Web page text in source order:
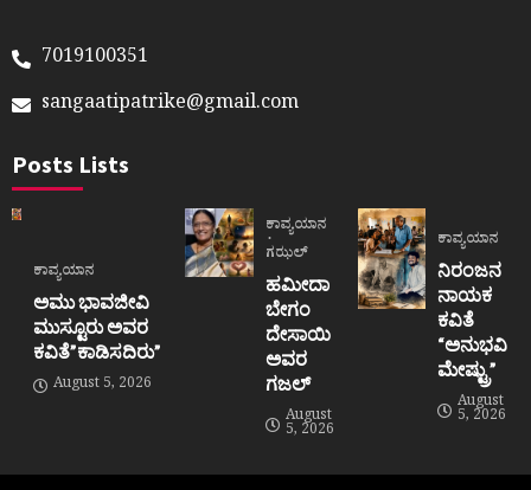
7019100351
sangaatipatrike@gmail.com
Posts Lists
ಕಾವ್ಯಯಾನ
ಅಮು ಭಾವಜೀವಿ
ಮುಸ್ಟೂರು ಅವರ
ಕವಿತೆ”ಕಾಡಿಸದಿರು”
August 5, 2026
ಕಾವ್ಯಯಾನ
ಗಝಲ್
ಹಮೀದಾ
ಬೇಗಂ
ದೇಸಾಯಿ
ಅವರ
ಗಜಲ್
August
5, 2026
ಕಾವ್ಯಯಾನ
ನಿರಂಜನ
ನಾಯಕ
ಕವಿತೆ
“ಅನುಭವಿ
ಮೇಷ್ಟ್ರು”
August
5, 2026